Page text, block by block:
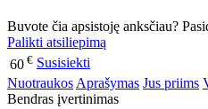
Buvote čia apsistoję anksčiau?
Palikti atsiliepimą
60 € Susisiekti
Nuotraukos Aprašymas Jus priims
Bendras įvertinimas